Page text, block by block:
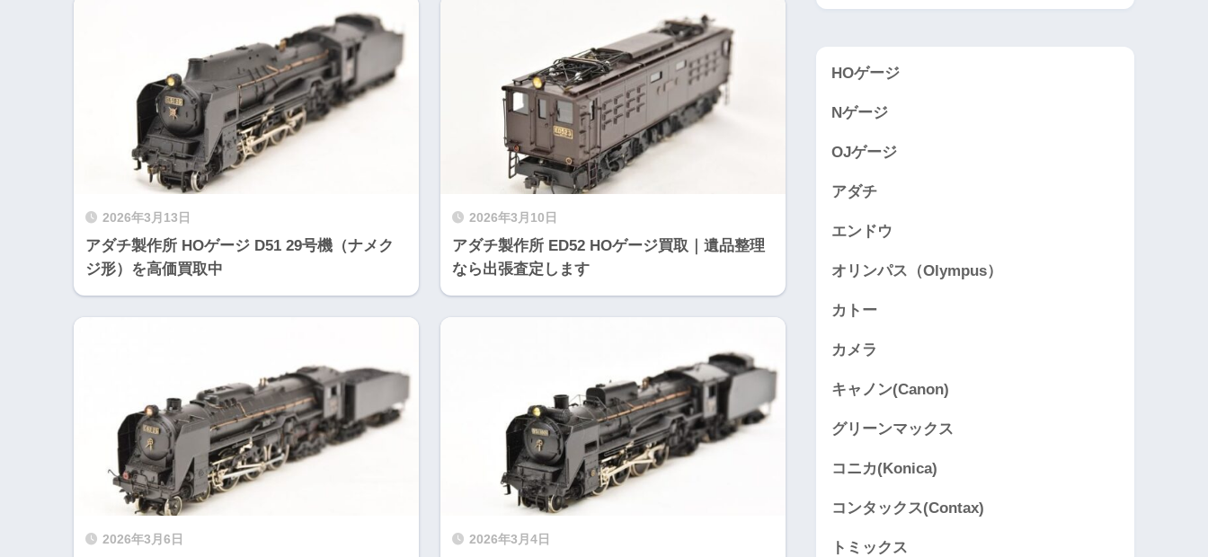
2026年3月13日
アダチ製作所 HOゲージ D51 29号機（ナメク
ジ形）を高価買取中
2026年3月10日
アダチ製作所 ED52 HOゲージ買取｜遺品整理
なら出張査定します
2026年3月6日 2026年3月4日
HOゲージ
Nゲージ
OJゲージ
アダチ
エンドウ
オリンパス（Olympus）
カトー
カメラ
キャノン(Canon)
グリーンマックス
コニカ(Konica)
コンタックス(Contax)
トミックス